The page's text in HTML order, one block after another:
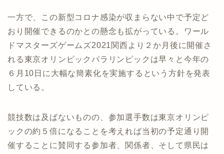
一方で、この新型コロナ感染が収まらない中で予定ど
おり開催できるのかとの懸念も拡がっている。ワール
ドマスターズゲームズ2021関西より２か月後に開催さ
れる東京オリンピックパラリンピックは早々と今年の
６月10日に大幅な簡素化を実施するという方針を発表
している。
競技数は及ばないものの、参加選手数は東京オリンピ
ックの約５倍になることを考えれば当初の予定通り開
催することに賛同する参加者、関係者、そして県民は